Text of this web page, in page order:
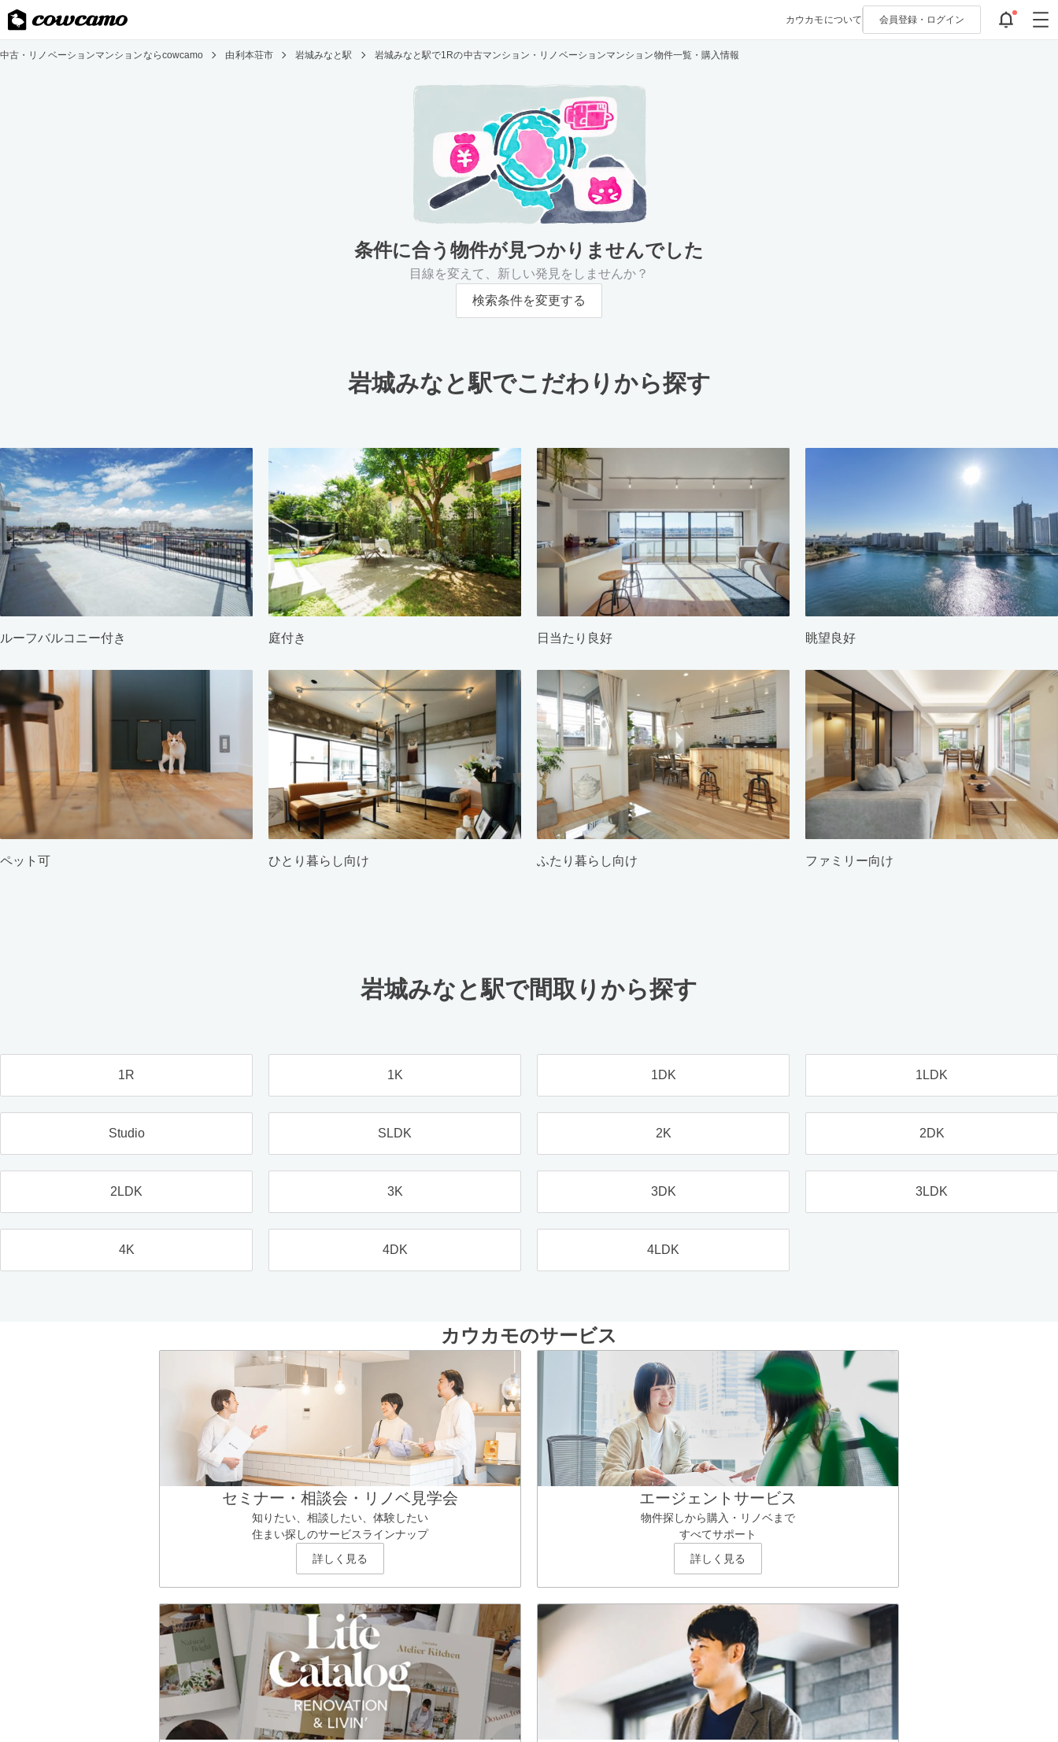
カウカモについて 会員登録・ ログイン
中古・リノベーションマンションならcowcamo 由利本荘市 岩城みなと駅 岩城みなと駅で1Rの中古マンション・リノベーションマンション物件一覧・購入情報
条件に合う物件が見つかりませんでした
目線を変えて、新しい発見をしませんか？
検索条件を変更する
岩城みなと駅でこだわりから探す
ルーフバルコニー付き 庭付き 日当たり良好 眺望良好
ペット可 ひとり暮らし向け ふたり暮らし向け ファミリー向け
岩城みなと駅で間取りから探す
1R 1K 1DK 1LDK
Studio SLDK 2K 2DK
2LDK 3K 3DK 3LDK
4K 4DK 4LDK
カウカモのサービス
セミナー・相談会・リノベ見学会
知りたい、相談したい、体験したい
住まい探しのサービスラインナップ
詳しく見る
エージェントサービス
物件探しから購入・リノベまで
すべてサポート
詳しく見る